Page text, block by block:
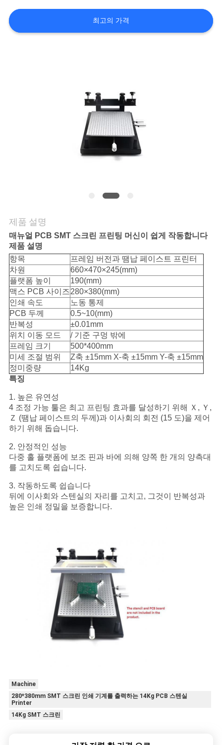
어
연
락
하
십
시
오
뉴
스
따
표
를
요
맵
PRIVACY
최고의 가격
제품 설명
매뉴얼 PCB SMT 스크린 프린팅 머신이 쉽게 작동합니다
제품 설명
항목
프레임 버전과 땜납 페이스트 프린터
차원
660×470×245(mm)
플랫폼 높이
190(mm)
맥스 PCB 사이즈280×380(mm)
인쇄 속도
노동 통제
PCB 두께
0.5~10(mm)
반복성
±0.01mm
위치 이동 모드
/ 기준 구멍 밖에
프레임 크기
500*400mm
미세 조절 범위
Z축 ±15mm X-축 ±15mm Y-축 ±15mm
정미중량
14Kg
특징
1. 높은 유연성
4 조정 가능 툴은 최고 프린팅 효과를 달성하기 위해 Ｘ, Ｙ,
Ｚ (땜납 페이스트의 두께)과 이사회의 회전 (15 도)을 제어
하기 위해 돕습니다.
2. 안정적인 성능
다중 홀 플랫폼에 보조 핀과 바에 의해 양쪽 한 개의 양측대
를 고치도록 쉽습니다.
3. 작동하도록 쉽습니다
뒤에 이사회와 스텐실의 자리를 고치고, 그것이 반복성과
높은 인쇄 정밀을 보증합니다.
Machine
280*380mm SMT 스크린 인쇄 기계를 출력하는 14Kg PCB 스텐실
Printer
14Kg SMT 스크린